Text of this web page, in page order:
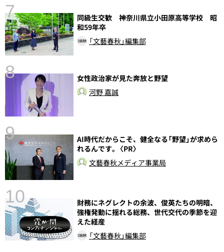
7
同級生交歓 神奈川県立小田原高等学校 昭
和59年卒
「文藝春秋」編集部
8
女性政治家が見た奔放と野望
河野 嘉誠
9
AI時代だからこそ、健全なる「野望」が求めら
れるんです。〈PR〉
文藝春秋メディア事業局
10
財務にネグレクトの余波、俊英たちの明暗、
強権発動に揺れる総務、世代交代の季節を迎
えた経産
「文藝春秋」編集部